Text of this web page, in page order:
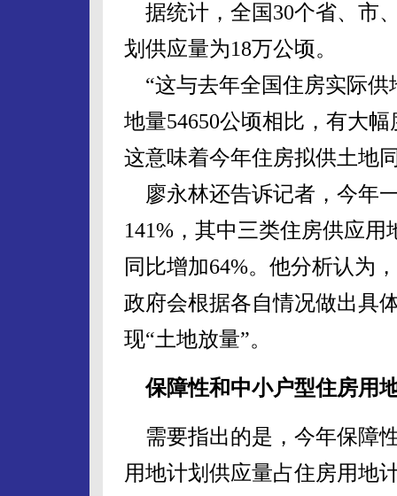
据统计，全国30个省、市
划供应量为18万公顷。
“这与去年全国住房实际供
地量54650公顷相比，有大
这意味着今年住房拟供土地
廖永林还告诉记者，今年
141%，其中三类住房供应
同比增加64%。他分析认为
政府会根据各自情况做出具
现“土地放量”。
保障性和中小户型住房用
需要指出的是，今年保障
用地计划供应量占住房用地